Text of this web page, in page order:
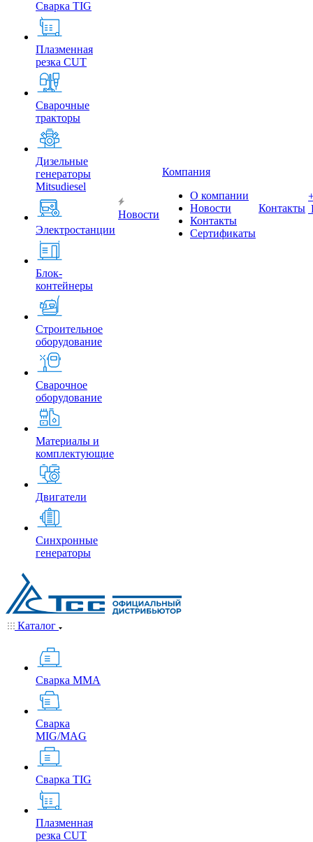
Сварка TIG
Плазменная
резка CUT
Сварочные
тракторы
Дизельные
генераторы
Mitsudiesel
Электростанции
Блок-
контейнеры
Строительное
оборудование
Сварочное
оборудование
Материалы и
комплектующие
Двигатели
Синхронные
генераторы
Новости
Компания
О компании
Новости
Контакты
Сертификаты
Контакты
Каталог
Сварка MMA
Сварка
MIG/MAG
Сварка TIG
Плазменная
резка CUT